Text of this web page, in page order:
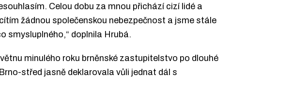
Celou dobu za mnou přichází cizí lidé a
žádnou společenskou nebezpečnost a jsme stále
smysluplného,“ doplnila Hrubá.
minulého roku brněnské zastupitelstvo po dlouhé
střed jasně deklarovala vůli jednat dál s